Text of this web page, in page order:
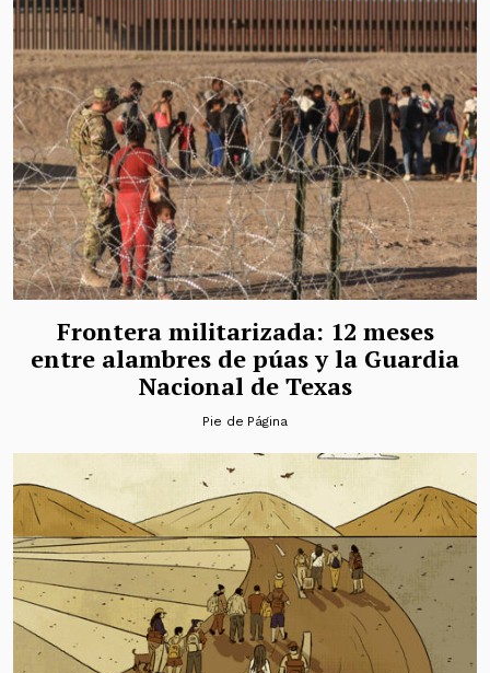
Frontera militarizada: 12 meses
entre alambres de púas y la Guardia
Nacional de Texas
Pie de Página